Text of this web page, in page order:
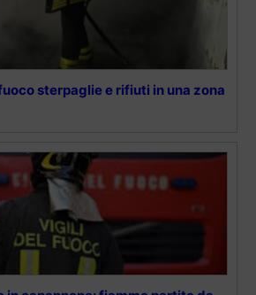
sterpaglie e rifiuti in una zona